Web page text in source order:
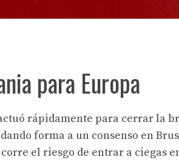
para Europa
rápidamente para cerrar la
forma a un consenso en
el riesgo de entrar a ciegas